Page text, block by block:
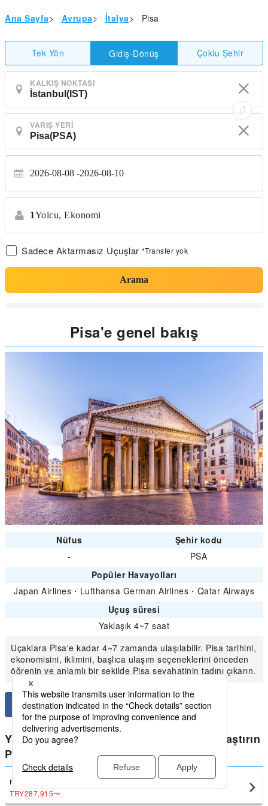
Ana Sayfa> Avrupa> İtalya> Pisa
Tek Yön Gidiş-Dönüş Çoklu Şehir
KALKIŞ NOKTASI
VARIŞ YERI
2026-08-08 2026-08-10
1Yolcu, Ekonomi
Sadece Aktarmasız Uçuşlar *Transfer yok
Arama
Pisa'e genel bakış
Nüfus
Şehir kodu
-
PSA
Popüler Havayolları
Japan Airlines ・ Lufthansa German Airlines ・ Qatar Airways
Uçuş süresi
Yaklaşık 4~7 saat
Uçaklara Pisa'e kadar 4~7 zamanda ulaşılabilir. Pisa tarihini,
ekonomisini, iklimini, başlıca ulaşım seçeneklerini önceden
öğrenin ve anlamlı bir şekilde Pisa seyahatinin tadını çıkarın.
Yurtiçi İtalya için en düşük fiyatları karşılaştırın
Pisa
Firenze (Italy)
TRY287,915〜